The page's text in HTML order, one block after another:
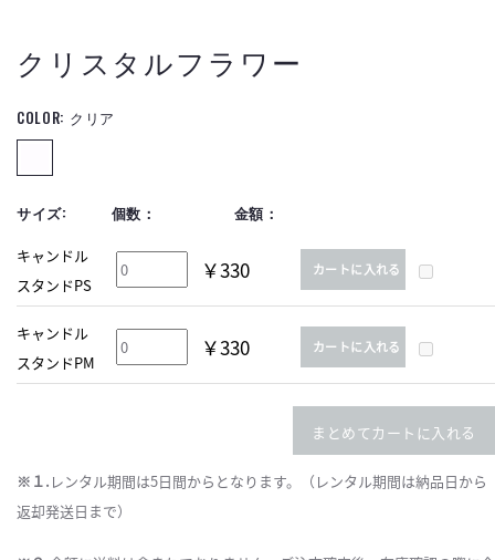
クリスタルフラワー
COLOR: クリア
サイズ: 個数： 金額：
キャンドル
スタンドPS
￥330 カートに入れる
キャンドル
スタンドPM
￥330 カートに入れる
まとめてカートに入れる
※１. レンタル期間は5日間からとなります。（レンタル期間は納品日から
返却発送日まで）